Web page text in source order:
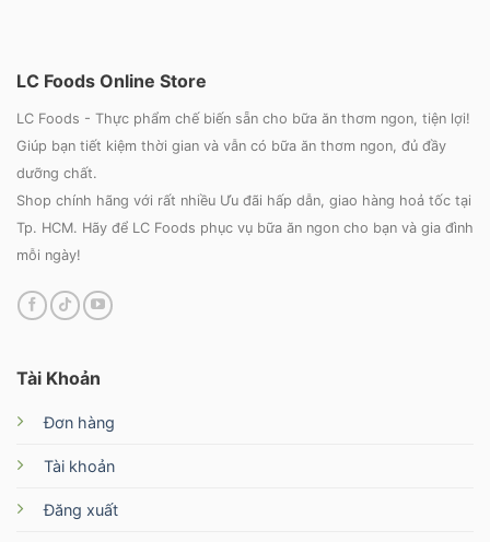
LC Foods Online Store
LC Foods - Thực phẩm chế biến sẵn cho bữa ăn thơm ngon, tiện lợi!
Giúp bạn tiết kiệm thời gian và vẫn có bữa ăn thơm ngon, đủ đầy
dưỡng chất.
Shop chính hãng với rất nhiều Ưu đãi hấp dẫn, giao hàng hoả tốc tại
Tp. HCM. Hãy để LC Foods phục vụ bữa ăn ngon cho bạn và gia đình
mỗi ngày!
Tài Khoản
Đơn hàng
Tài khoản
Đăng xuất